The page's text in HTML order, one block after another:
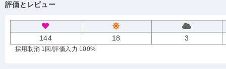
評価とレビュー
144 18 3
採用取消 1回 /評価入力 100%